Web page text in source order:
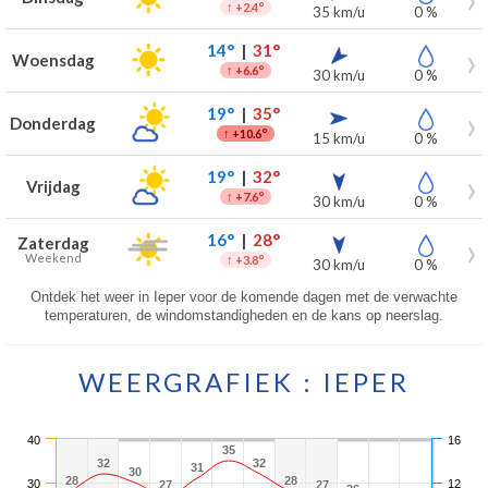
↑ +2.4° 35 km/u 0 %
Woensdag 14°| 31°
↑ +6.6° 30 km/u 0 %
Donderdag 19°| 35°
↑ +10.6° 15 km/u 0 %
Vrijdag 19°| 32°
↑ +7.6° 30 km/u 0 %
Zaterdag
Weekend
16°| 28°
↑ +3.8° 30 km/u 0 %
Ontdek het weer in Ieper voor de komende dagen met de verwachte
temperaturen, de windomstandigheden en de kans op neerslag.
WEERGRAFIEK : IEPER
28
28
32
32
30
30
27
27
31
31
35
35
32
32
28
28 27
27
30
40
12
16